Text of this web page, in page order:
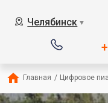
Челябинск ▼
Главная / Цифровое